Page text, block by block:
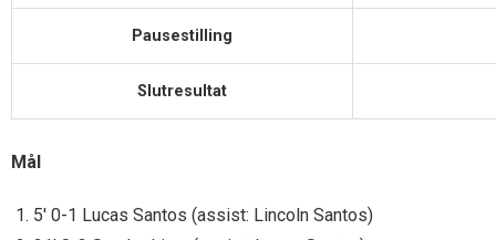
Pausestilling
Slutresultat
Mål
5′ 0-1 Lucas Santos (assist: Lincoln Santos)